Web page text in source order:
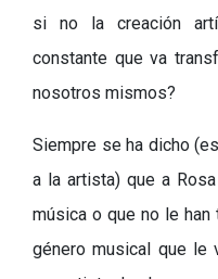
si no la creación
constante que va
nosotros mismos?
Siempre se ha dicho
a la artista) que a
música o que no le han
género musical que le